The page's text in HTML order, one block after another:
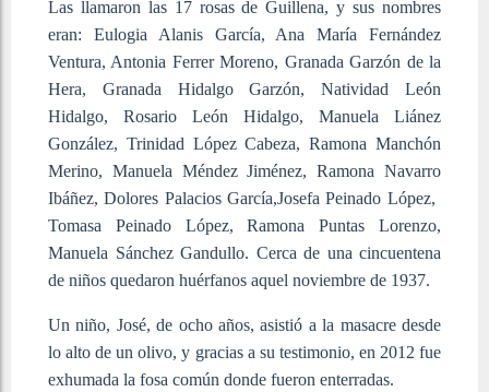
Las llamaron las 17 rosas de Guillena, y sus nombres
eran: Eulogia Alanis García, Ana María Fernández
Ventura, Antonia Ferrer Moreno, Granada Garzón de la
Hera, Granada Hidalgo Garzón, Natividad León
Hidalgo,​ Rosario León Hidalgo, ​Manuela Liánez
González, ​Trinidad López Cabeza, ​Ramona Manchón
Merino, ​Manuela Méndez Jiménez,​ Ramona Navarro
Ibáñez, ​Dolores Palacios García, ​Josefa Peinado López, ​
Tomasa Peinado López, ​Ramona Puntas Lorenzo, ​
Manuela Sánchez Gandullo. Cerca de una cincuentena
de niños quedaron huérfanos aquel noviembre de 1937.
Un niño, José, de ocho años, asistió a la masacre desde
lo alto de un olivo, y gracias a su testimonio, en 2012 fue
exhumada la fosa común donde fueron enterradas.